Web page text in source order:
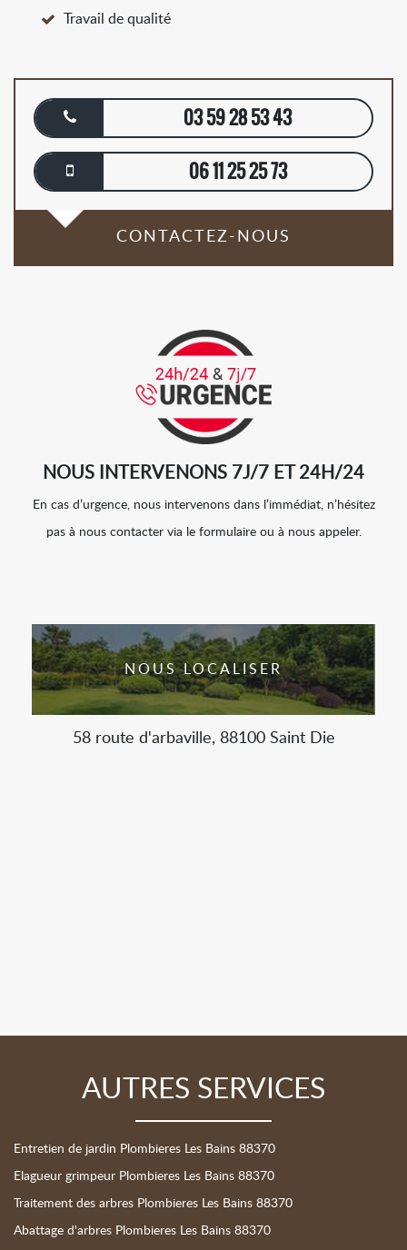
Travail de qualité
03 59 28 53 43
06 11 25 25 73
CONTACTEZ-NOUS
NOUS INTERVENONS 7J/7 ET 24H/24
En cas d’urgence, nous intervenons dans l’immédiat, n’hésitez
pas à nous contacter via le formulaire ou à nous appeler.
NOUS LOCALISER
58 route d'arbaville, 88100 Saint Die
AUTRES SERVICES
Entretien de jardin Plombieres Les Bains 88370
Elagueur grimpeur Plombieres Les Bains 88370
Traitement des arbres Plombieres Les Bains 88370
Abattage d'arbres Plombieres Les Bains 88370